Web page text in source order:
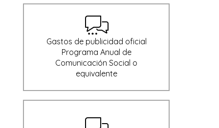
Gastos de publicidad oficial
Programa Anual de
Comunicación Social o
equivalente